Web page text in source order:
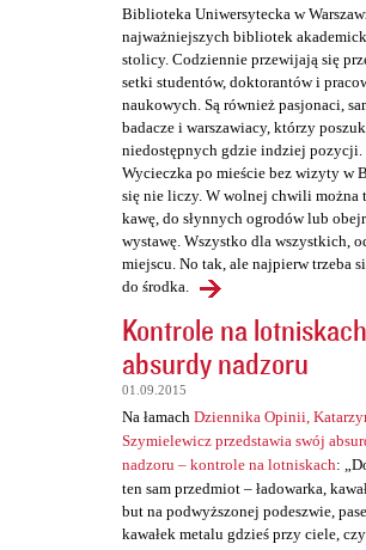
Biblioteka Uniwersytecka w
najważniejszych bibliotek
stolicy. Codziennie przewijają się
setki studentów, doktorantów i
naukowych. Są również pasjonaci,
badacze i warszawiacy, którzy
niedostępnych gdzie indziej pozycji.
Wycieczka po mieście bez wizyty w
się nie liczy. W wolnej chwili można
kawę, do słynnych ogrodów lub
wystawę. Wszystko dla wszystkich,
miejscu. No tak, ale najpierw trzeba
do środka.
Kontrole na
absurdy nadzoru
01.09.2015
Na łamach Dziennika Opinii,
Szymielewicz przedstawia swój
nadzoru – kontrole na lotniskach:
ten sam przedmiot – ładowarka,
but na podwyższonej podeszwie,
kawałek metalu gdzieś przy ciele,